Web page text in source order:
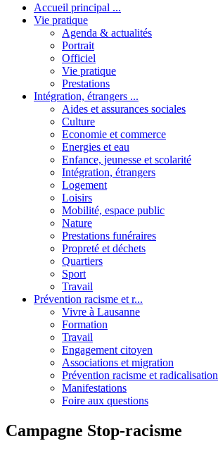
Accueil principal ...
Vie pratique
Agenda & actualités
Portrait
Officiel
Vie pratique
Prestations
Intégration, étrangers ...
Aides et assurances sociales
Culture
Economie et commerce
Energies et eau
Enfance, jeunesse et scolarité
Intégration, étrangers
Logement
Loisirs
Mobilité, espace public
Nature
Prestations funéraires
Propreté et déchets
Quartiers
Sport
Travail
Prévention racisme et r...
Vivre à Lausanne
Formation
Travail
Engagement citoyen
Associations et migration
Prévention racisme et radicalisation
Manifestations
Foire aux questions
Campagne Stop-racisme